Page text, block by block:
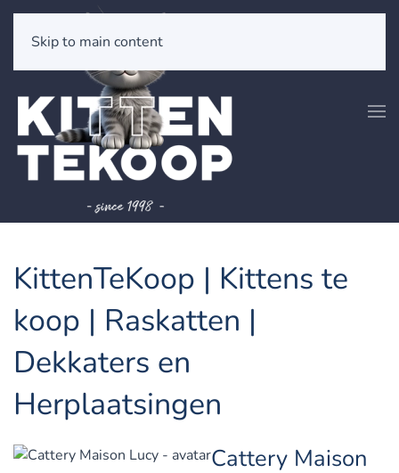
Skip to main content
KittenTeKoop | Kittens te
koop | Raskatten |
Dekkaters en
Herplaatsingen
Cattery Maison